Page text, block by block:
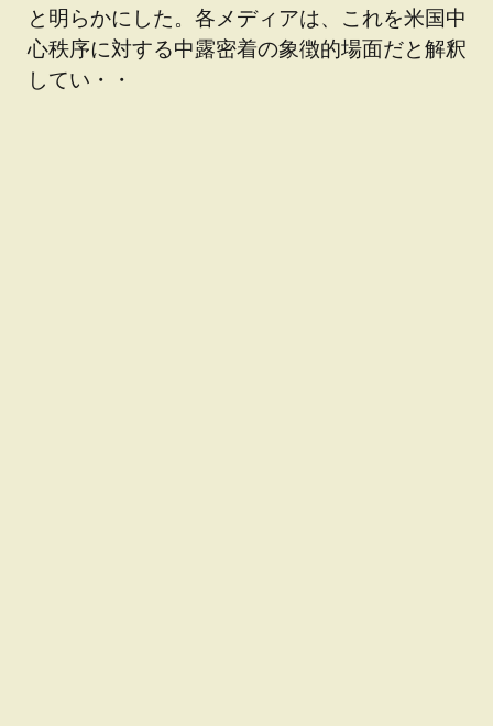
と明らかにした。各メディアは、これを米国中
心秩序に対する中露密着の象徴的場面だと解釈
してい・・